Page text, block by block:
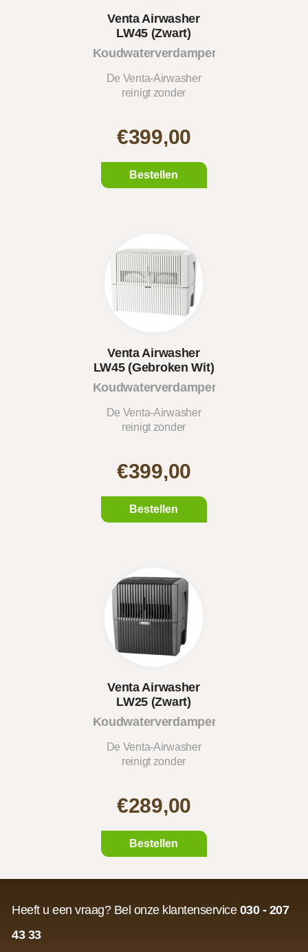
Venta Airwasher
LW45 (Zwart)
Koudwaterverdamper
De Venta-Airwasher
reinigt zonder
€399,00
Bestellen
Venta Airwasher
LW45 (Gebroken Wit)
Koudwaterverdamper
De Venta-Airwasher
reinigt zonder
€399,00
Bestellen
Venta Airwasher
LW25 (Zwart)
Koudwaterverdamper
De Venta-Airwasher
reinigt zonder
€289,00
Bestellen
Heeft u een vraag? Bel onze klantenservice 030 - 207
43 33